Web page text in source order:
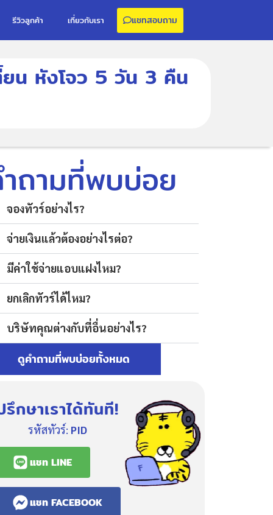
รีวิวลูกค้า เกี่ยวกับเรา แชทสอบถาม
ยน หังโจว 5 วัน 3 คืน
ถามที่พบบ่อย
จองทัวร์อย่างไร?
จ่ายเงินแล้วต้องอย่างไรต่อ?
มีค่าใช้จ่ายแอบแฝงไหม?
ยกเลิกทัวร์ได้ไหม?
บริษัทคุณต่างกับที่อื่นอย่างไร?
ดูคำถามที่พบบ่อยทั้งหมด
รึกษาเราได้ทันที!
รหัสทัวร์: PID
แชท LINE
แชท FACEBOOK